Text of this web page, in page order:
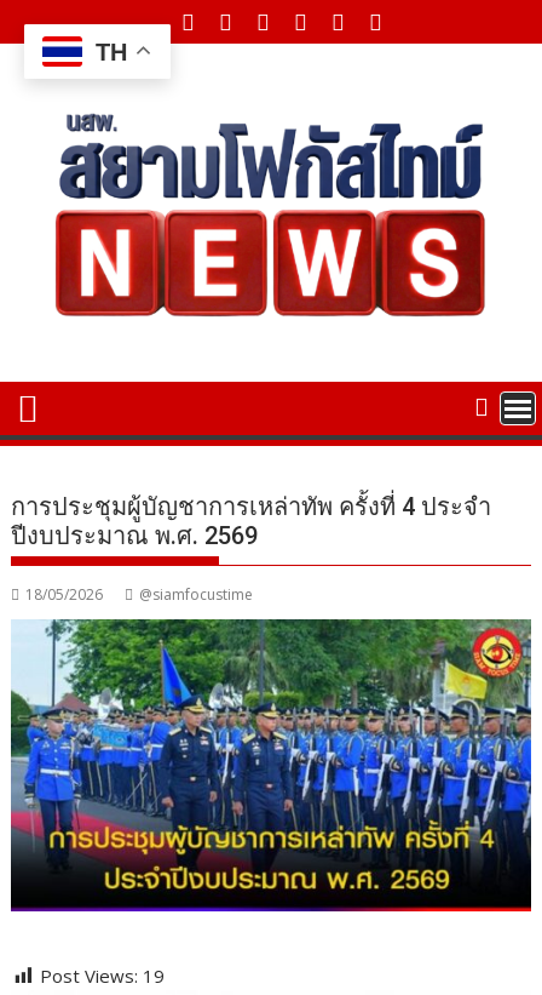
to
content
การประชุมผู้บัญชาการเหล่าทัพ ครั้งที่ 4 ประจำ
ปีงบประมาณ พ.ศ. 2569
18/05/2026 @siamfocustime
Post Views: 19
TH